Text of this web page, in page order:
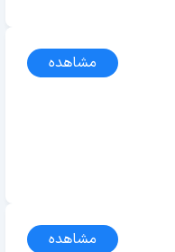
مشاهده
مشاهده